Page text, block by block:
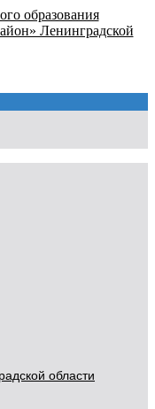
образования
Ленинградской
области